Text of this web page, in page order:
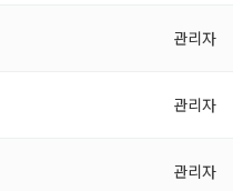
관리자
관리자
관리자